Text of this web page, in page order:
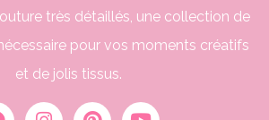
très détaillés, une collection de
pour vos moments créatifs
et de jolis tissus.